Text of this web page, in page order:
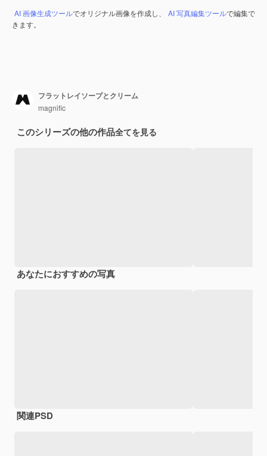
AI 画像生成ツールでオリジナル画像を作成し、 AI 写真編集ツールで編集で
きます。
フラットレイソープとクリーム
magnific
このシリーズの他の作品全てを見る
あなたにおすすめの写真
関連PSD